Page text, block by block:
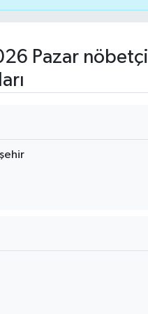
Pazar nöbetçi